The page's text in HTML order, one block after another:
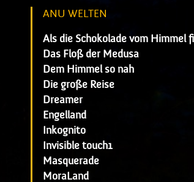
ANU WELTEN
Als die Schokolade vom Himmel
Das Floß der Medusa
Dem Himmel so nah
Die große Reise
Dreamer
Engelland
Inkognito
Invisible touch1
Masquerade
MoraLand